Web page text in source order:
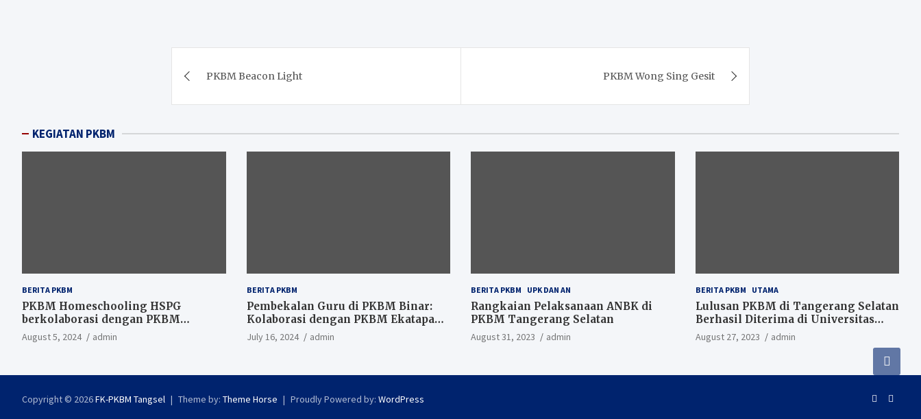
navigation
PKBM Beacon Light PKBM Wong Sing Gesit
KEGIATAN PKBM
BERITA PKBM
PKBM Homeschooling HSPG
berkolaborasi dengan PKBM
Glolenka Kunjungi Gedung
Walikota Tangsel
August 5, 2024 admin
BERITA PKBM
Pembekalan Guru di PKBM Binar:
Kolaborasi dengan PKBM Ekatapadi
dan YPAB
July 16, 2024 admin
BERITA PKBM UPK DAN AN
Rangkaian Pelaksanaan ANBK di
PKBM Tangerang Selatan
August 31, 2023 admin
BERITA PKBM UTAMA
Lulusan PKBM di Tangerang Selatan
Berhasil Diterima di Universitas
Dalam dan Luar Negeri
August 27, 2023 admin
Copyright © 2026FK-PKBM Tangsel Theme by: Theme Horse Proudly Powered by: WordPress